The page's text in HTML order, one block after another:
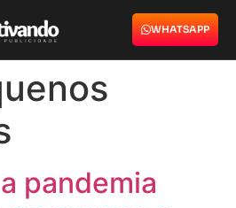
WHATSAPP
pandemia